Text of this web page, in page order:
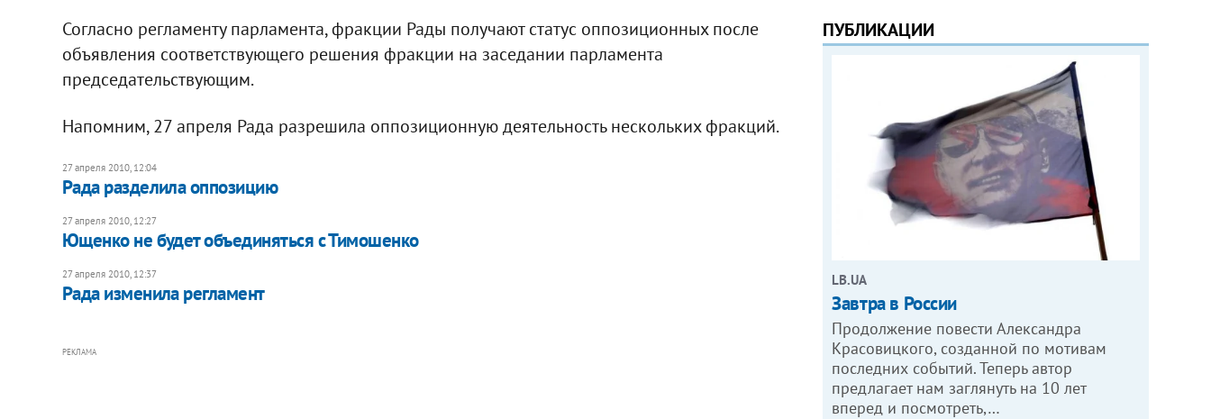
Согласно регламенту парламента, фракции Рады получают статус оппозиционных после
объявления соответствующего решения фракции на заседании парламента
председательствующим.
Напомним, 27 апреля Рада разрешила оппозиционную деятельность нескольких фракций.
27 апреля 2010, 12:04
Рада разделила оппозицию
27 апреля 2010, 12:27
Ющенко не будет объединяться с Тимошенко
27 апреля 2010, 12:37
Рада изменила регламент
РЕКЛАМА
ПУБЛИКАЦИИ
LB.UA
Завтра в России
Продолжение повести Александра
Красовицкого, созданной по мотивам
последних событий. Теперь автор
предлагает нам заглянуть на 10 лет
вперед и посмотреть,…